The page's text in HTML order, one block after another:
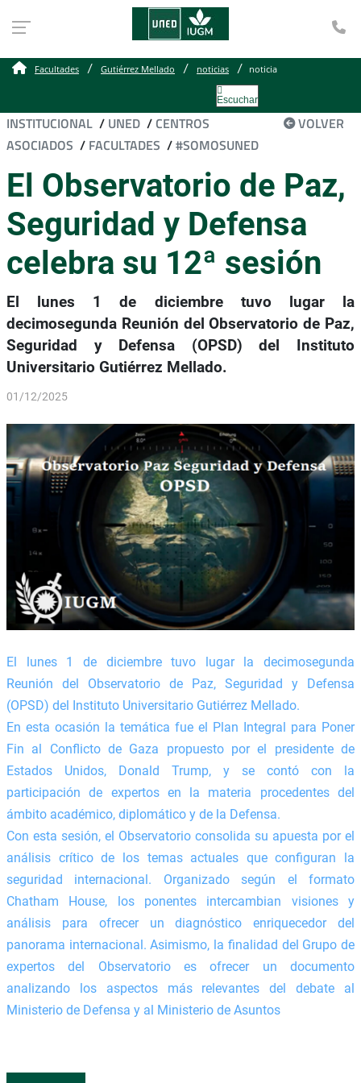
Facultades Gutiérrez Mellado noticias noticia
Escuchar
INSTITUCIONAL / UNED /CENTROS
ASOCIADOS / FACULTADES /#SOMOSUNED
VOLVER
El Observatorio de Paz,
Seguridad y Defensa
celebra su 12ª sesión
El lunes 1 de diciembre tuvo lugar la
decimosegunda Reunión del Observatorio de Paz,
Seguridad y Defensa (OPSD) del Instituto
Universitario Gutiérrez Mellado.
01/12/2025
El lunes 1 de diciembre tuvo lugar la decimosegunda
Reunión del Observatorio de Paz, Seguridad y Defensa
(OPSD) del Instituto Universitario Gutiérrez Mellado.
En esta ocasión la temática fue el Plan Integral para Poner
Fin al Conflicto de Gaza propuesto por el presidente de
Estados Unidos, Donald Trump, y se contó con la
participación de expertos en la materia procedentes del
ámbito académico, diplomático y de la Defensa.
Con esta sesión, el Observatorio consolida su apuesta por el
análisis crítico de los temas actuales que configuran la
seguridad internacional. Organizado según el formato
Chatham House, los ponentes intercambian visiones y
análisis para ofrecer un diagnóstico enriquecedor del
panorama internacional. Asimismo, la finalidad del Grupo de
expertos del Observatorio es ofrecer un documento
analizando los aspectos más relevantes del debate al
Ministerio de Defensa y al Ministerio de Asuntos